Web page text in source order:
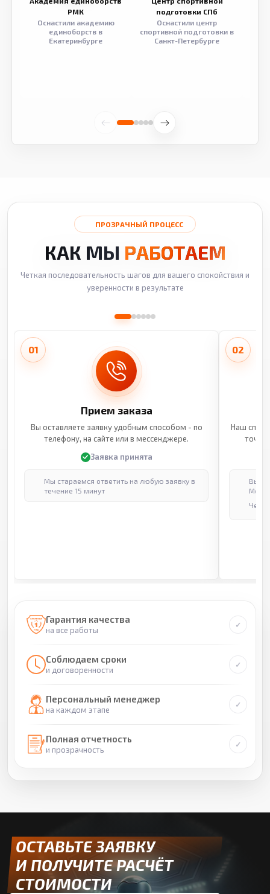
РМК
Оснастили академию
единоборств в
Екатеринбурге
подготовки СПб
Оснастили центр
спортивной подготовки в
Санкт-Петербурге
ПРОЗРАЧНЫЙ ПРОЦЕСС
КАК МЫ РАБОТАЕМ
Четкая последовательность шагов для вашего спокойствия и
уверенности в результате
01
Прием заказа
Вы оставляете заявку удобным способом - по
телефону, на сайте или в мессенджере.
Заявка принята
Мы стараемся ответить на любую заявку в
течение 15 минут
02
Наш
Гарантия качества
на все работы
Соблюдаем сроки
и договоренности
Персональный менеджер
на каждом этапе
Полная отчетность
и прозрачность
ОСТАВЬТЕ ЗАЯВКУ
И ПОЛУЧИТЕ РАСЧЁТ
СТОИМОСТИ